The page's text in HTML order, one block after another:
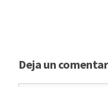
Deja un